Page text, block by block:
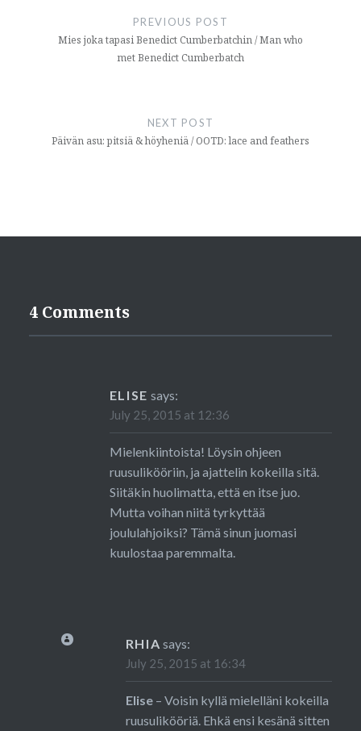
PREVIOUS POST
Mies joka tapasi Benedict Cumberbatchin / Man who
met Benedict Cumberbatch
NEXT POST
Päivän asu: pitsiä & höyheniä / OOTD: lace and feathers
4 Comments
ELISE says:
July 25, 2015 at 12:36
Mielenkiintoista! Löysin ohjeen
ruusulikööriin, ja ajattelin kokeilla sitä.
Siitäkin huolimatta, että en itse juo.
Mutta voihan niitä tyrkyttää
joululahjoiksi? Tämä sinun juomasi
kuulostaa paremmalta.
RHIA says:
July 25, 2015 at 16:34
Elise– Voisin kyllä mielelläni kokeilla
ruusulikööriä. Ehkä ensi kesänä sitten